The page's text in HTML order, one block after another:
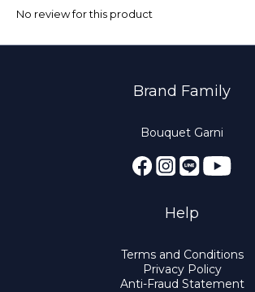
No review for this product
Brand Family
Bouquet Garni
Help
Terms and Conditions
Privacy Policy
Anti-Fraud Statement